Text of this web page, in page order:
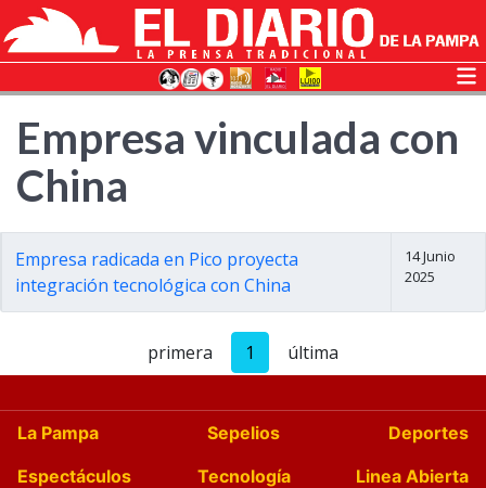
Empresa vinculada con
China
Empresa radicada en Pico proyecta
integración tecnológica con China
14 Junio
2025
primera 1 última
La Pampa Sepelios
Deportes
Espectáculos
Tecnología
Linea Abierta